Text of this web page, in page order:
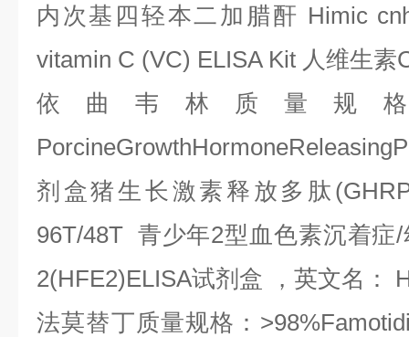
内次基四轻本二加腊酐 Himic
vitamin C (VC) ELISA Kit 人维生素
依曲韦林质量规
剂盒猪生长激素释放多肽
96T/48T 青少年2型血色素沉着症/
2(HFE2)ELISA试剂盒 ，英文名：
法莫替丁质量规格：